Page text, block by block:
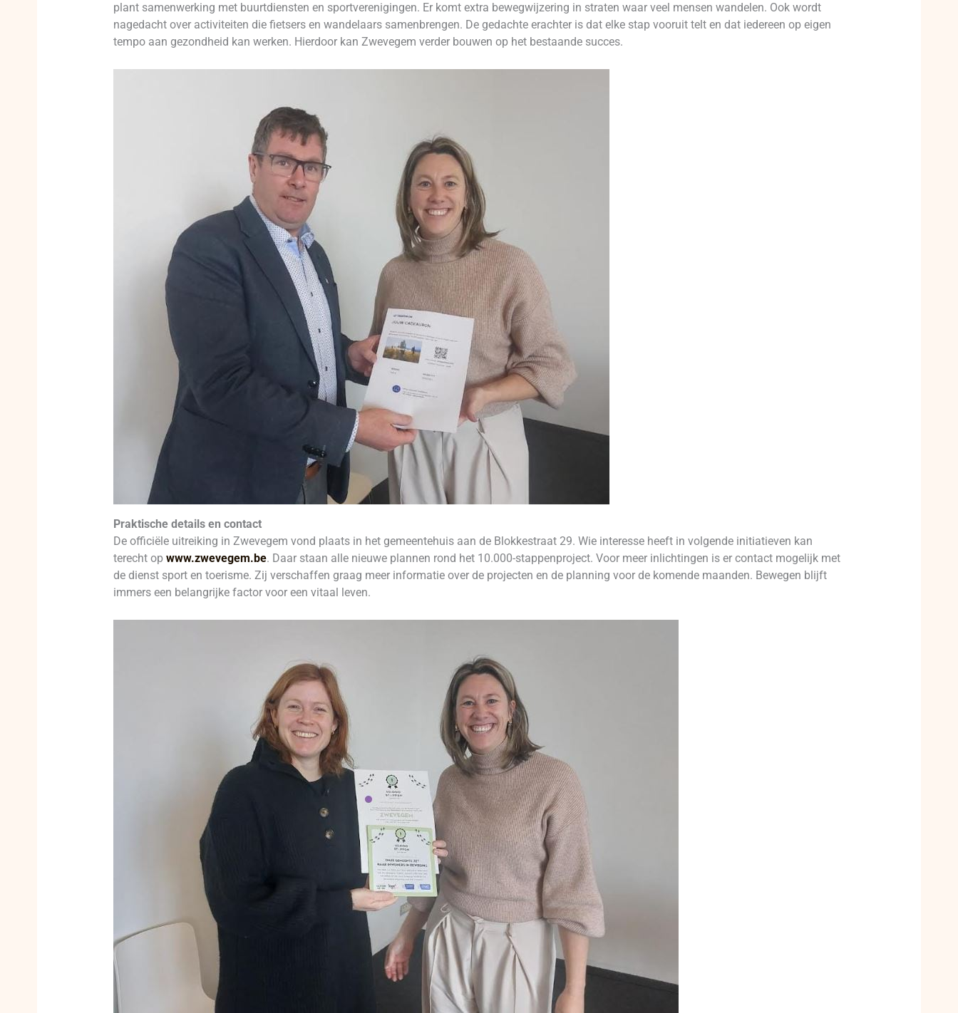
plant samenwerking met buurtdiensten en sportverenigingen. Er komt extra bewegwijzering in straten waar veel mensen wandelen. Ook wordt
nagedacht over activiteiten die fietsers en wandelaars samenbrengen. De gedachte erachter is dat elke stap vooruit telt en dat iedereen op eigen
tempo aan gezondheid kan werken. Hierdoor kan Zwevegem verder bouwen op het bestaande succes.
Praktische details en contact
De officiële uitreiking in Zwevegem vond plaats in het gemeentehuis aan de Blokkestraat 29. Wie interesse heeft in volgende initiatieven kan
terecht op www.zwevegem.be. Daar staan alle nieuwe plannen rond het 10.000-stappenproject. Voor meer inlichtingen is er contact mogelijk met
de dienst sport en toerisme. Zij verschaffen graag meer informatie over de projecten en de planning voor de komende maanden. Bewegen blijft
immers een belangrijke factor voor een vitaal leven.